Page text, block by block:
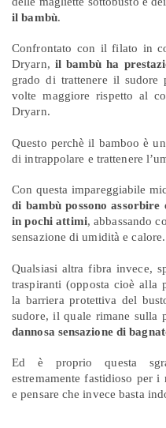
il bambù.
Confrontato con il filato in
Dryarn, il bambù ha
grado di trattenere il
volte maggiore rispetto al
Dryarn.
Questo perchè il bamboo è
di intrappolare e trattenere
Con questa impareggiabile
di bambù possono
in pochi attimi, abbassando
sensazione di umidità e calore.
Qualsiasi altra fibra invece,
traspiranti (opposta cioè alla
la barriera protettiva del
sudore, il quale rimane sulla
dannosa sensazione di
Ed è proprio questa
estremamente fastidioso per
e pensare che invece basta